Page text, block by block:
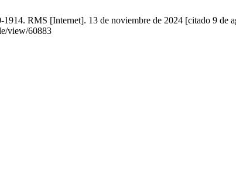
RMS [Internet]. 13 de noviembre de 2024 [citado 9 de
view/60883